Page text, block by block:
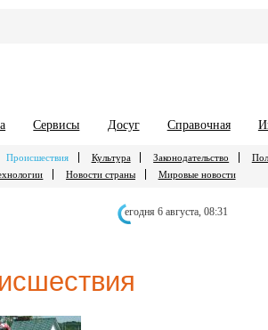
Сервисы Досуг Справочная
Происшествия Культура Законодательство
Новости страны Мировые новости
егодня 6 августа, 08:31